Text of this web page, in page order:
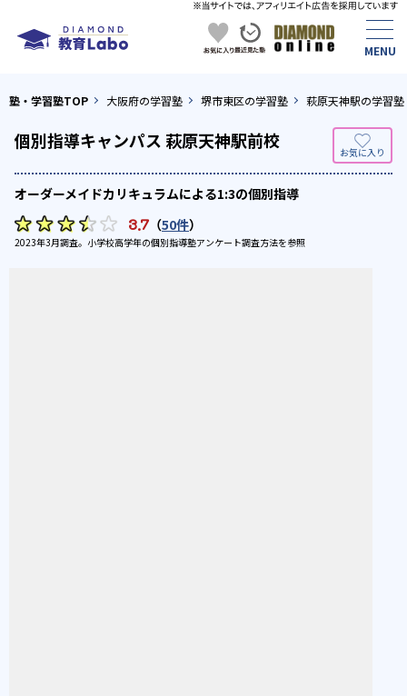
塾・学習塾TOP 大阪府の学習塾 堺市東区の学習塾 萩原天神駅の学習塾
個別指導キャンパス 萩原天神駅前校
オーダーメイドカリキュラムによる1:3の個別指導
3.7 （50件）
2023年3月調査。 小学校高学年の個別指導塾アンケート調査方法を参照